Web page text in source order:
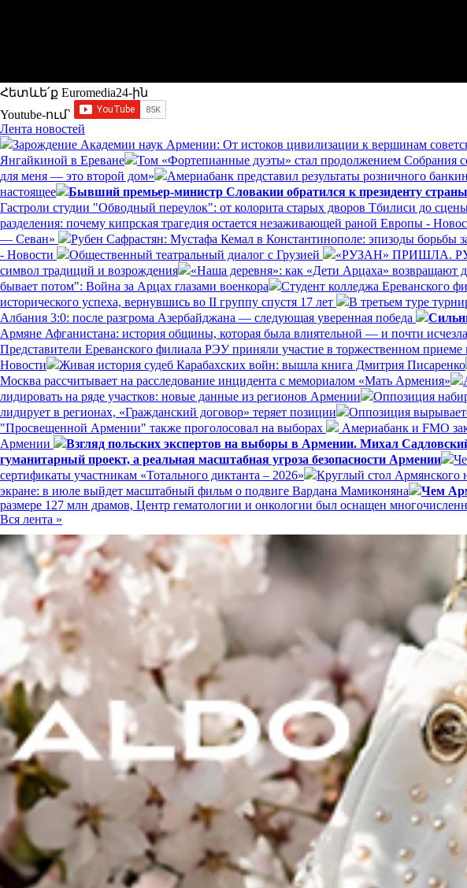
Հետևե՛ք Euromedia24-ին
Youtube-ում`
Лента новостей
Зарождение Академии наук Армении: От истоков цивилизации к вершинам
Янгайкиной в Ереване
Том «Фортепианные дуэты» стал продолжением Собрания
для меня — это второй дом»
Америабанк представил результаты розничного
настоящее
Бывший премьер-министр Словакии обратился к президенту
Гастроли студии "Обводный переулок": от колорита старых дворов Тбилиси до
разделения: почему кипрская трагедия остается незаживающей раной Европы -
— Севан»
Рубен Сафрастян: Мустафа Кемал в Константинополе: эпизоды борьбы
- Новости
Общественный театральный диалог с Грузией «РУЗАН» ПРИШЛА.
символ традиций и возрождения
«Наша деревня»: как «Дети Арцаха» возвращают
бывает потом": Война за Арцах глазами военкора
Студент колледжа Ереванского
исторического успеха, вернувшись во II группу спустя 17 лет
В третьем туре
Албания 3:0: после разгрома Азербайджана — следующая уверенная победа
Армяне Афганистана: история общины, которая была влиятельной — и почти исчезла
Представители Ереванского филиала РЭУ приняли участие в торжественном
Новости
Живая история судеб Карабахских войн: вышла книга Дмитрия Писаренко
Москва рассчитывает на расследование инцидента с мемориалом «Мать Армения»
лидировать на ряде участков: новые данные из регионов Армении
Оппозиция
лидирует в регионах, «Гражданский договор» теряет позиции
Оппозиция
"Просвещенной Армении" также проголосовал на выборах
Америабанк и FMO
Армении
Взгляд польских экспертов на выборы в Армении. Михал
гуманитарный проект, а реальная масштабная угроза безопасности Армении
сертификаты участникам «Тотального диктанта – 2026»
Круглый стол Армянского
экране: в июле выйдет масштабный фильм о подвиге Вардана Мамиконяна
Чем
размере 127 млн драмов, Центр гематологии и онкологии был оснащен
Вся лента »